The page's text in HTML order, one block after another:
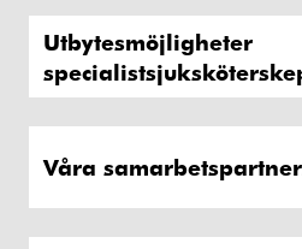
Utbytesmöjligheter
Våra